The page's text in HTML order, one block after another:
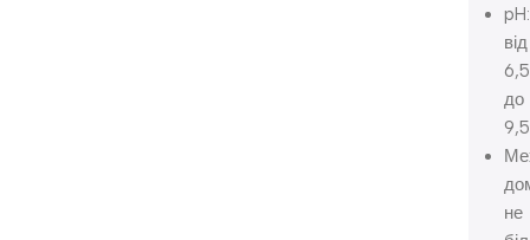
pH:
від
6,5
до
9,5
не